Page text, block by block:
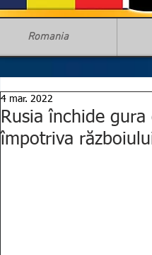
Romania
Rusia închide
împotriva
4 mar. 2022